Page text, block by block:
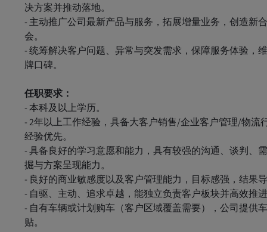
决方案并推动落地。
- 主动推广公司最新产品与服务，拓展增量业务，创造新
会。
- 统筹解决客户问题、异常与突发需求，保障服务体验，
牌口碑。
任职要求：
- 本科及以上学历。
- 2年以上工作经验，具备大客户销售/企业客户管理/物流
经验优先。
- 具备良好的学习意愿和能力，具有较强的沟通、谈判、
掘与方案呈现能力。
- 良好的商业敏感度以及客户管理能力，目标感强，结果
- 自驱、主动、追求卓越，能独立负责客户板块并高效推
- 自有车辆或计划购车（客户区域覆盖需要），公司提供
贴。